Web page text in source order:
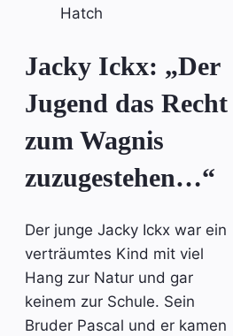
Hatch
Jacky Ickx: „Der
Jugend das Recht
zum Wagnis
zuzugestehen…“
Der junge Jacky Ickx war ein
verträumtes Kind mit viel
Hang zur Natur und gar
keinem zur Schule. Sein
Bruder Pascal und er kamen